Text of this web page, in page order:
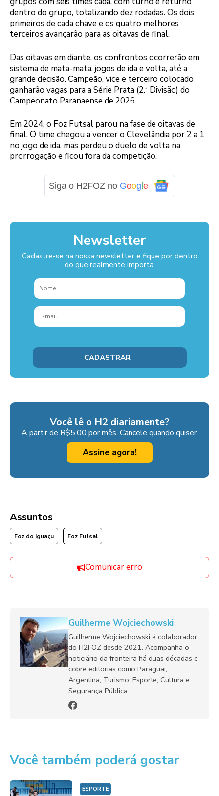
dentro do grupo, totalizando dez rodadas. Os dois
primeiros de cada chave e os quatro melhores
terceiros avançarão para as oitavas de final.
Das oitavas em diante, os confrontos ocorrerão em
sistema de mata-mata, jogos de ida e volta, até a
grande decisão. Campeão, vice e terceiro colocado
ganharão vagas para a Série Prata (2.ª Divisão) do
Campeonato Paranaense de 2026.
Em 2024, o Foz Futsal parou na fase de oitavas de
final. O time chegou a vencer o Clevelândia por 2 a 1
no jogo de ida, mas perdeu o duelo de volta na
prorrogação e ficou fora da competição.
Siga o H2FOZ no Google
Newsletter
Cadastre-se na nossa newsletter e fique por dentro
do que realmente importa.
Você lê o H2 diariamente?
A partir de R$5,00 por mês. Cancele quando quiser.
Assine agora!
Assuntos
Foz do Iguaçu Foz Futsal
Comunicar erro
Guilherme Wojciechowski
Guilherme Wojciechowski é colaborador
do H2FOZ desde 2021. Acompanha o
noticiário da fronteira há duas décadas e
cobre editorias como Paraguai,
Argentina, Turismo, Esporte, Cultura e
Segurança Pública.
Você também poderá gostar
ESPORTE